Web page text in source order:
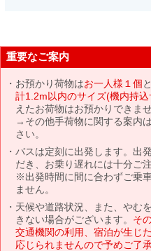
重要なご案内
お預かり荷物はお一人様１個
計1.2m以内のサイズ(機内持込
えたお荷物はお預かりできませ
→その他手荷物に関する案内は
さい。
バスは定刻に出発します。出
だき、お乗り遅れには十分ご
※出発時間に間に合わずご乗
ません。
天候や道路状況、また、やむ
きない場合がございます。 そ
交通機関の利用、宿泊が生じ
応じられませんので予めご了